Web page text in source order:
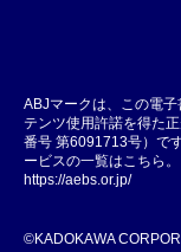
ABJマークは、この電
テンツ使用許諾を得た
番号 第6091713号）で
ービスの一覧はこちら。
https://aebs.or.jp/
©KADOKAWA